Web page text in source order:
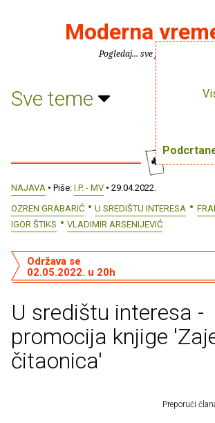
Moderna
Pogledaj... sve je puno knjiga.
Sve teme
NAJAVA • Piše: I.P. - MV • 29.04.2022.
OZREN GRABARIĆ
U SREDIŠTU INTERESA
IGOR ŠTIKS
VLADIMIR ARSENIJEVIĆ
U središtu interesa -
promocija knjige
čitaonica'
Održava se
02.05.2022. u 20h
Preporuči